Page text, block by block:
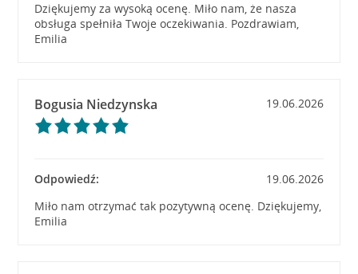
Dziękujemy za wysoką ocenę. Miło nam, że nasza
obsługa spełniła Twoje oczekiwania. Pozdrawiam,
Emilia
Bogusia Niedzynska 19.06.2026
Odpowiedź:
19.06.2026
Miło nam otrzymać tak pozytywną ocenę. Dziękujemy,
Emilia